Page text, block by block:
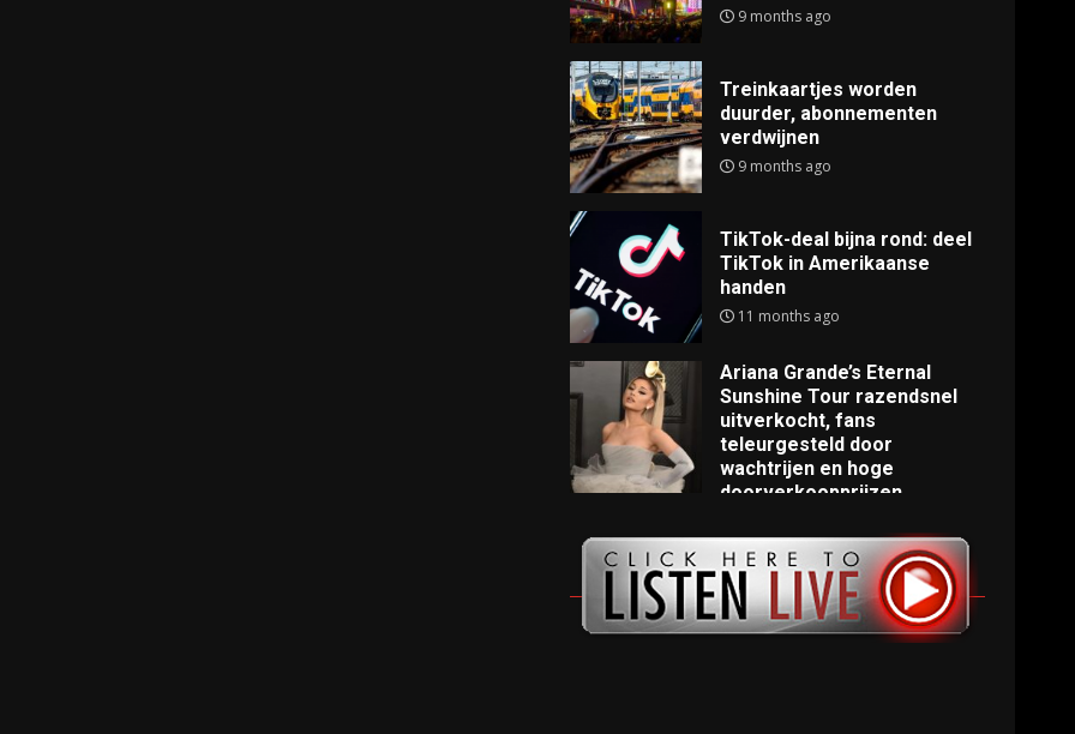
9 months ago
Treinkaartjes worden
duurder, abonnementen
verdwijnen
9 months ago
TikTok-deal bijna rond: deel
TikTok in Amerikaanse
handen
11 months ago
Ariana Grande’s Eternal
Sunshine Tour razendsnel
uitverkocht, fans
teleurgesteld door
wachtrijen en hoge
doorverkoopprijzen